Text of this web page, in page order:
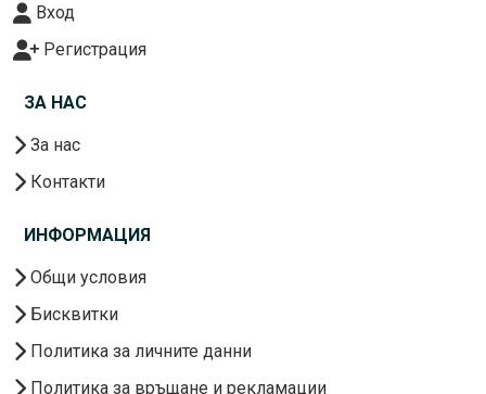
Вход
Регистрация
ЗА НАС
За нас
Контакти
ИНФОРМАЦИЯ
Общи условия
Бисквитки
Политика за личните данни
Политика за връщане и рекламации